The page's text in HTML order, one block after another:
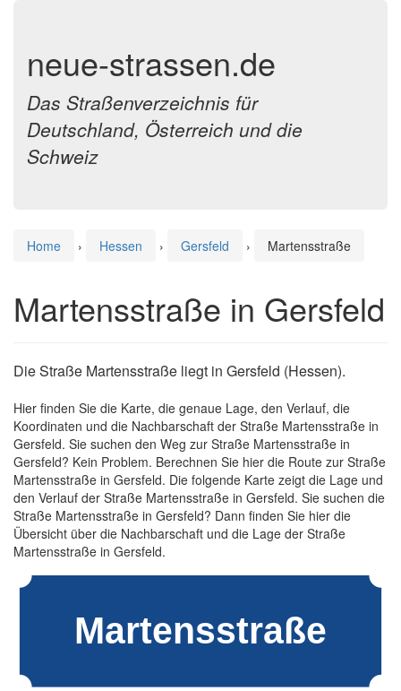
neue-strassen.de
Das Straßenverzeichnis für
Deutschland, Österreich und die
Schweiz
Home › Hessen › Gersfeld › Martensstraße
Martensstraße in Gersfeld
Die Straße Martensstraße liegt in Gersfeld (Hessen).
Hier finden Sie die Karte, die genaue Lage, den Verlauf, die
Koordinaten und die Nachbarschaft der Straße Martensstraße in
Gersfeld. Sie suchen den Weg zur Straße Martensstraße in
Gersfeld? Kein Problem. Berechnen Sie hier die Route zur Straße
Martensstraße in Gersfeld. Die folgende Karte zeigt die Lage und
den Verlauf der Straße Martensstraße in Gersfeld. Sie suchen die
Straße Martensstraße in Gersfeld? Dann finden Sie hier die
Übersicht über die Nachbarschaft und die Lage der Straße
Martensstraße in Gersfeld.